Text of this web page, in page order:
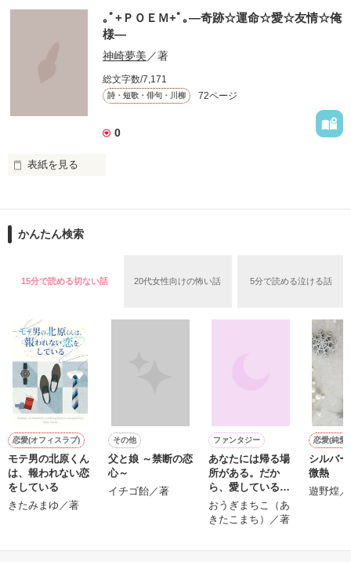
このせかいにいる
たくさんのきみへ
たくさんの気持ちと思い出を､､､
がいします。
｡ﾟ+ＰＯＥＭ+ﾟ｡―奇跡☆運命☆愛☆友情☆俺
様―
神崎夢美 ／著
総文字数/7,171
詩・短歌・俳句・川柳 72ページ
0
表紙を見る
画像や有名なマンガの
セリフなどもあるので
読みながら
当ててみて下さい☆
*｡ﾟ+*｡ﾟ+*｡ﾟ+*｡ﾟ+*｡ﾟ+*｡ﾟ+*
私の考えたのも
ありますので
何かに必要になったら
とても光栄です(^O^)
かんたん検索
15分で読める切ない話 20代女性向けの怖い話 5分で読める泣ける話
恋愛(オフィスラブ)
モテ男の北原くん
は、報われない恋
をしている
きたみまゆ／著
その他
父と娘 ～禁断の恋
心～
イチゴ飴／著
ファンタジー
あなたには帰る場
所がある。だか
ら、愛していると
は言えない。
おうぎまちこ（あ
きたこまち）／著
恋愛(純愛)
シルバ
微熱
遊野煌